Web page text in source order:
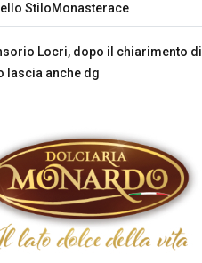
StiloMonasterace
Locri, dopo il chiarimento di
lascia anche dg